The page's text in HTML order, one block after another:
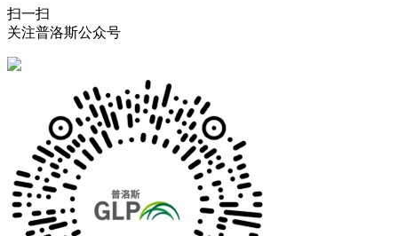
扫一扫
关注普洛斯公众号